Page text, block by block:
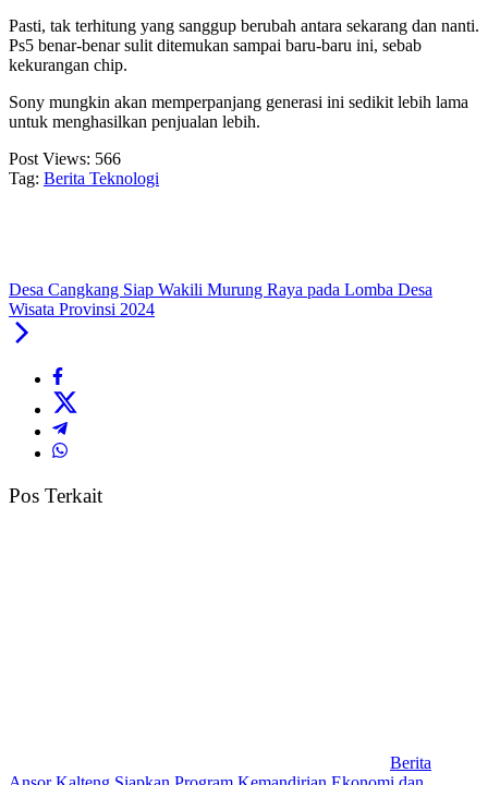
Pasti, tak terhitung yang sanggup berubah antara sekarang dan nanti.
Ps5 benar-benar sulit ditemukan sampai baru-baru ini, sebab
kekurangan chip.
Sony mungkin akan memperpanjang generasi ini sedikit lebih lama
untuk menghasilkan penjualan lebih.
Post Views: 566
Tag: Berita Teknologi
Desa Cangkang Siap Wakili Murung Raya pada Lomba Desa
Wisata Provinsi 2024
Pos Terkait
Berita